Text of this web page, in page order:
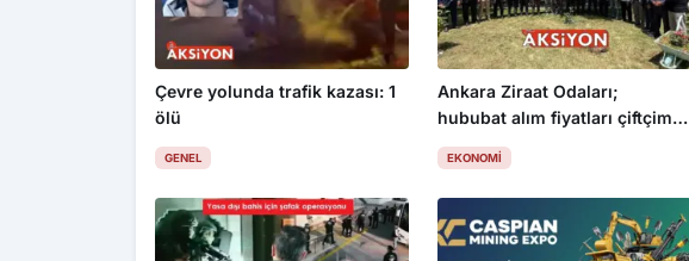
Çevre yolunda trafik kazası: 1
ölü
GENEL
Ankara Ziraat Odaları;
hububat alım fiyatları çiftçimizi
üzdü
EKONOMI